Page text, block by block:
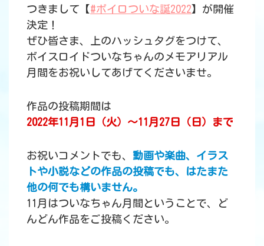
つきまして【#ボイロついな誕2022】が開催
決定！
ぜひ皆さま、上のハッシュタグをつけて、
ボイスロイドついなちゃんのメモアリアル
月間をお祝いしてあげてくださいませ。
作品の投稿期間は
2022年11月1日（火）～11月27日（日）まで
お祝いコメントでも、 動画や楽曲、イラス
トや小説などの作品の投稿でも、はたまた
他の何でも構いません。
11月はついなちゃん月間ということで、ど
んどん作品をご投稿ください。